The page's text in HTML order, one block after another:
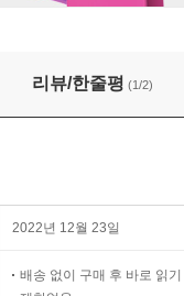
리뷰/한줄평 (1/2)
2022년 12월 23일
배송 없이 구매 후 바로 읽기